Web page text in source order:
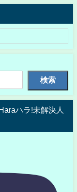
検索
ハラ!未解決人